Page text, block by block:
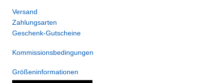
Versand
Zahlungsarten
Geschenk-Gutscheine
Kommissionsbedingungen
Größeninformationen